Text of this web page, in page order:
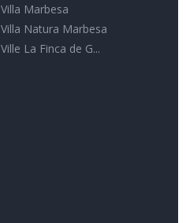
Villa Marbesa
Villa Natura Marbesa
Ville La Finca de G...